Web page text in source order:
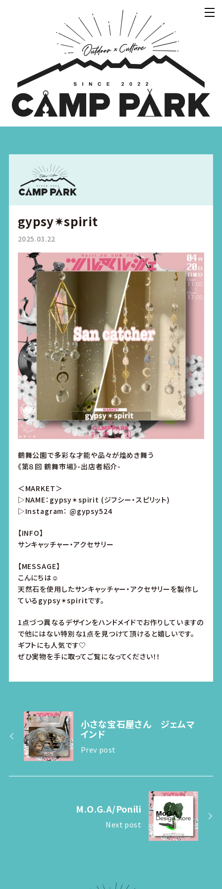
gypsy✴︎spirit
2025.03.22
鶴舞公園で多彩な才能や品々が煌めき舞う
《第８回 鶴舞市場》-出店者紹介-
＜MARKET＞
▷NAME：gypsy✴︎spirit (ジフシー・スピリット)
▷Instagram： @gypsy524
【INFO】
サンキャッチャー・アクセサリー
【MESSAGE】
こんにちは☺︎
天然石を使用したサンキャッチャー・アクセサリーを製作し
ているgypsy✴︎spiritです。
1点づつ異なるデザインをハンドメイドでお作りしていますの
で他にはない特別な1点を見つけて頂けると嬉しいです。
ギフトにも人気です♡
ぜひ実物を手に取ってご覧になってください！！
小さな宝石屋さん ジェムマ
インド
Prev post
M.O.G.A/Ponili
Next post